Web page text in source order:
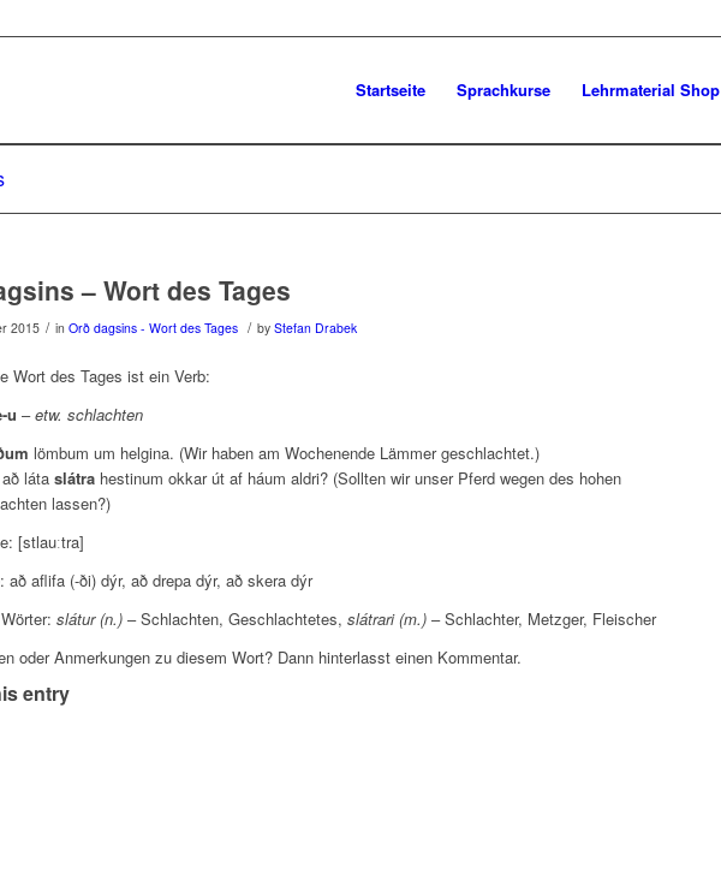
Startseite Sprachkurse Lehrmaterial Shop
– Wort des Tages
2015 / in Orð dagsins - Wort des Tages / by Stefan Drabek
Wort des Tages ist ein Verb:
u –etw. schlachten
lömbum um helgina. (Wir haben am Wochenende Lämmer geschlachtet.)
láta slátra hestinum okkar út af háum aldri? (Sollten wir unser Pferd wegen des hohen
lassen?)
[stlauːtra]
að aflifa (-ði) dýr, að drepa dýr, að skera dýr
slátur (n.) – Schlachten, Geschlachtetes, slátrari (m.) – Schlachter, Metzger, Fleischer
oder Anmerkungen zu diesem Wort? Dann hinterlasst einen Kommentar.
entry